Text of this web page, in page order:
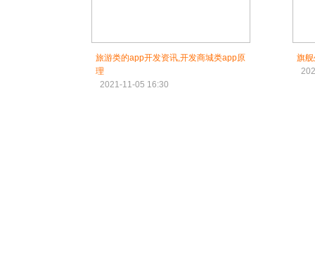
旅游类的app开发资讯,开发商城类app原
理
2021-11-05 16:30
旗